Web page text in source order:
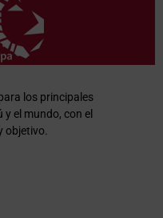
los principales
el mundo, con el
objetivo.